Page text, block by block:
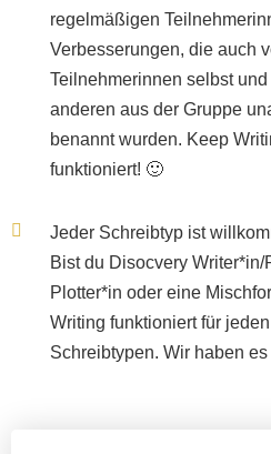
regelmäßigen
Verbesserungen, die auch
Teilnehmerinnen selbst und
anderen aus der Gruppe
benannt wurden. Keep
funktioniert! 🙂
Jeder Schreibtyp ist
Bist du Disocvery Writer*in/
Plotter*in oder eine
Writing funktioniert für
Schreibtypen. Wir haben